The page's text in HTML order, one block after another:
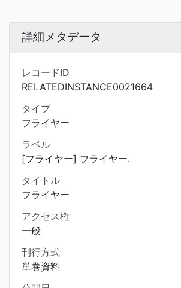
詳細メタデータ
レコードID
RELATEDINSTANCE0021664
タイプ
フライヤー
ラベル
[フライヤー] フライヤー.
タイトル
フライヤー
アクセス権
一般
刊行方式
単巻資料